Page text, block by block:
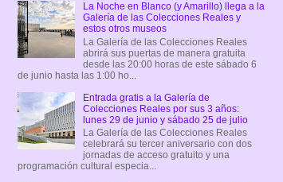
La Noche en Blanco (y Amarillo) llega a la
Galería de las Colecciones Reales y
estos otros museos
La Galería de las Colecciones Reales
abrirá sus puertas de manera gratuita
desde las 20:00 horas de este sábado 6
de junio hasta las 1:00 ho...
Entrada gratis a la Galería de
Colecciones Reales por sus 3 años:
lunes 29 de junio y sábado 25 de julio
La Galería de las Colecciones Reales
celebrará su tercer aniversario con dos
jornadas de acceso gratuito y una
programación cultural especia...